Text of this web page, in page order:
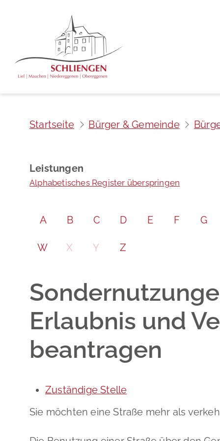
Startseite Bürger & Gemeinde
Leistungen
Alphabetisches Register überspringen
A B C D E F G
W X Y Z
Erlaubnis und
beantragen
Zuständige Stelle
Sie möchten eine Straße mehr als